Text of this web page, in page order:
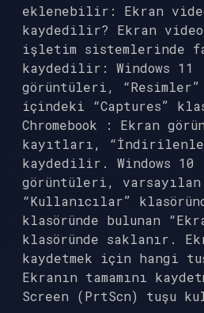
eklenebilir: Ekran
kaydedilir? Ekran
işletim sistemlerinde
kaydedilir: Windows 11
görüntüleri, “Resimler”
içindeki “Captures”
Chromebook : Ekran
kayıtları,
kaydedilir. Windows 10
görüntüleri,
“Kullanıcılar”
klasöründe bulunan
klasöründe saklanır.
kaydetmek için hangi
Ekranın tamamını
Screen (PrtScn) tuşu